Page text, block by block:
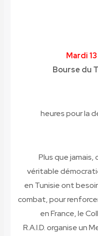
Mardi
Bourse du
Plus que
véritable
en Tunisie ont
combat, pour
en France, le
R.A.I.D. organise un